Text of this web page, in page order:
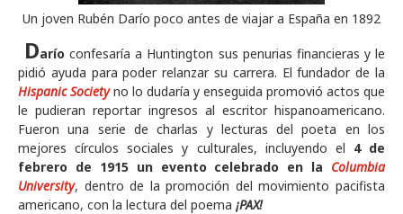
Un joven Rubén Darío poco antes de viajar a España en 1892
Darío confesaría a Huntington sus penurias financieras y le
pidió ayuda para poder relanzar su carrera. El fundador de la
Hispanic Society no lo dudaría y enseguida promovió actos que
le pudieran reportar ingresos al escritor hispanoamericano.
Fueron una serie de charlas y lecturas del poeta en los
mejores círculos sociales y culturales, incluyendo el 4 de
febrero de 1915 un evento celebrado en la Columbia
University, dentro de la promoción del movimiento pacifista
americano, con la lectura del poema ¡PAX!